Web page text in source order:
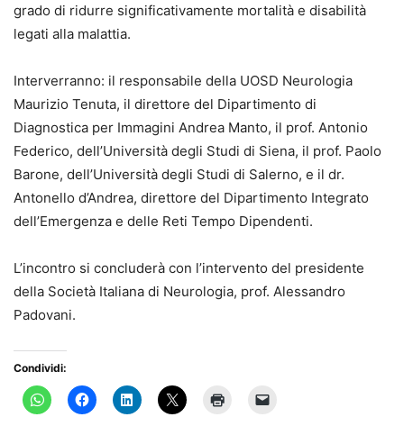
grado di ridurre significativamente mortalità e disabilità
legati alla malattia.
Interverranno: il responsabile della UOSD Neurologia
Maurizio Tenuta, il direttore del Dipartimento di
Diagnostica per Immagini Andrea Manto, il prof. Antonio
Federico, dell’Università degli Studi di Siena, il prof. Paolo
Barone, dell’Università degli Studi di Salerno, e il dr.
Antonello d’Andrea, direttore del Dipartimento Integrato
dell’Emergenza e delle Reti Tempo Dipendenti.
L’incontro si concluderà con l’intervento del presidente
della Società Italiana di Neurologia, prof. Alessandro
Padovani.
Condividi: